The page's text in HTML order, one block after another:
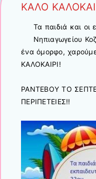
ΚΑΛΟ
Τα παιδιά και οι
Νηπιαγωγείου
ένα όμορφο,
ΚΑΛΟΚΑΙΡΙ!
ΡΑΝΤΕΒΟΥ ΤΟ
ΠΕΡΙΠΕΤΕΙΕΣ!!